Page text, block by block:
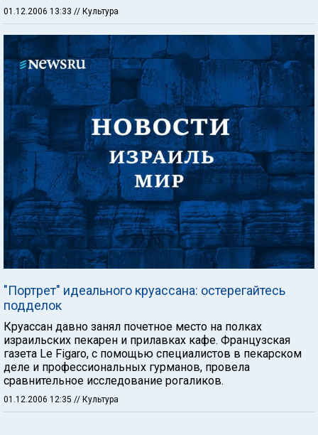
01.12.2006 13:33 // Культура
"Портрет" идеального круассана: остерегайтесь
подделок
Круассан давно занял почетное место на полках
израильских пекарен и прилавках кафе. Французская
газета Le Figaro, с помощью специалистов в пекарском
деле и профессиональных гурманов, провела
сравнительное исследование рогаликов.
01.12.2006 12:35 // Культура